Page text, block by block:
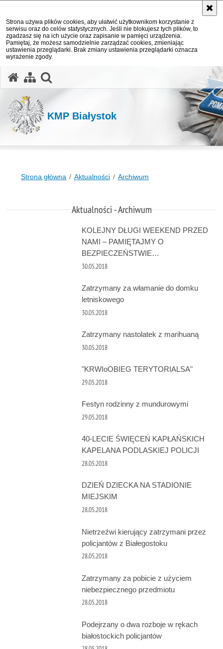
Strona używa plików cookies, aby ułatwić użytkownikom korzystanie z
serwisu oraz do celów statystycznych. Jeśli nie blokujesz tych plików, to
zgadzasz się na ich użycie oraz zapisanie w pamięci urządzenia.
Pamiętaj, że możesz samodzielnie zarządzać cookies, zmieniając
ustawienia przeglądarki. Brak zmiany ustawienia przeglądarki oznacza
wyrażenie zgody.
KMP Białystok
Strona główna Aktualności Archiwum
Aktualności - Archiwum
KOLEJNY DŁUGI WEEKEND PRZED
NAMI – PAMIĘTAJMY O
BEZPIECZEŃSTWIE…
30.05.2018
Zatrzymany za włamanie do domku
letniskowego
30.05.2018
Zatrzymany nastolatek z marihuaną
30.05.2018
"KRWIoOBIEG TERYTORIALSA"
29.05.2018
Festyn rodzinny z mundurowymi
29.05.2018
40-LECIE ŚWIĘCEŃ KAPŁAŃSKICH
KAPELANA PODLASKIEJ POLICJI
28.05.2018
DZIEŃ DZIECKA NA STADIONIE
MIEJSKIM
28.05.2018
Nietrzeźwi kierujący zatrzymani przez
policjantów z Białegostoku
28.05.2018
Zatrzymany za pobicie z użyciem
niebezpiecznego przedmiotu
28.05.2018
Podejrzany o dwa rozboje w rękach
białostockich policjantów